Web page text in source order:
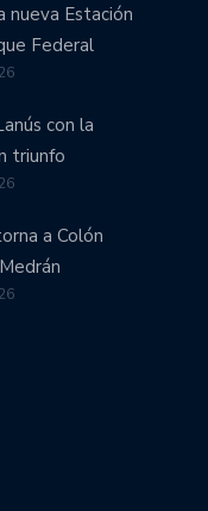
del Estero.
complicó su
respiro.
partido.
nueva Estación
Federal
con la
triunfo
a Colón